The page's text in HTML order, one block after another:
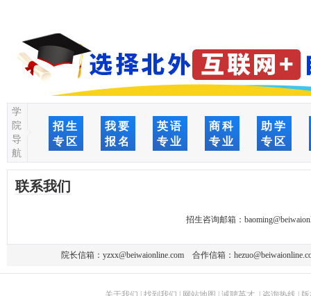
学
院
导
航
招生
专区
我要
报名
英语
专业
商科
专业
助学
专区
联系我们
招生咨询邮箱：
院长信箱： yzxx@beiwaionline.com 合作信箱：